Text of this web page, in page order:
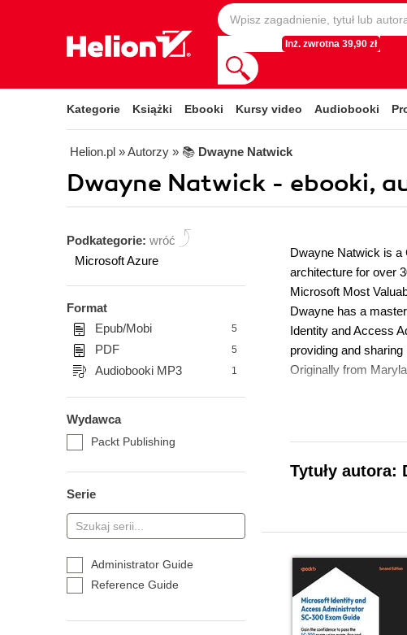
Inż. zwrotna 39,90 zł
Kategorie Książki Ebooki Kursy video Audiobooki
Helion.pl » Autorzy » 📚 Dwayne Natwick
Dwayne Natwick - ebooki,
Podkategorie: wróć
Microsoft Azure
Format
Epub/Mobi
5
PDF 5
Audiobooki MP3 1
Wydawca
Packt Publishing
Serie
Administrator Guide
Reference Guide
Dwayne Natwick is a
architecture for over
Microsoft Most
Dwayne has a
Identity and Access
providing and
Originally from
Tytuły autora: